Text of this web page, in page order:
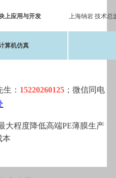
上应用与开发 上海纳岩 技术总
算机仿真
生： 15220260125 ；微信同电